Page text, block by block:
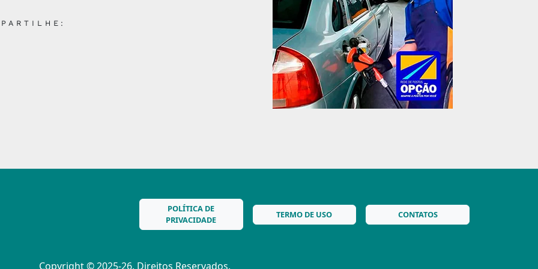
POLÍTICA DE
PRIVACIDADE
TERMO DE USO CONTATOS
Copyright © 2025-26. Direitos Reservados.